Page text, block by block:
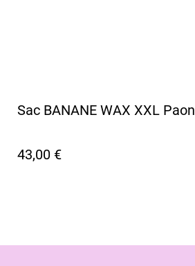
Sac BANANE WAX XXL Paon
43,00 €